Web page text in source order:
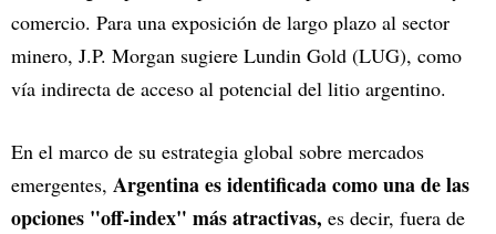
comercio. Para una exposición de largo plazo al sector
minero, J.P. Morgan sugiere Lundin Gold (LUG), como
vía indirecta de acceso al potencial del litio argentino.
En el marco de su estrategia global sobre mercados
emergentes, Argentina es identificada como una de las
opciones "off-index" más atractivas, es decir, fuera de